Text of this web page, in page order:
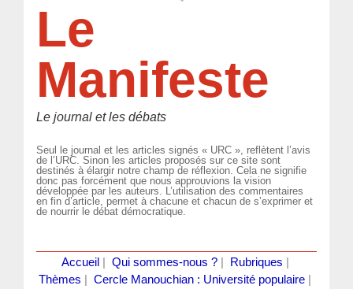
Le
Manifeste
Le journal et les débats
Seul le journal et les articles signés « URC », reflètent l’avis
de l’URC. Sinon les articles proposés sur ce site sont
destinés à élargir notre champ de réflexion. Cela ne signifie
donc pas forcément que nous approuvions la vision
développée par les auteurs. L’utilisation des commentaires
en fin d’article, permet à chacune et chacun de s’exprimer et
de nourrir le débat démocratique.
Accueil Qui sommes-nous ?| Rubriques
Thèmes
Cercle Manouchian : Université populaire